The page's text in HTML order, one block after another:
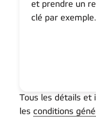
et prendre un
clé par exemple.
Tous les détails
les conditions